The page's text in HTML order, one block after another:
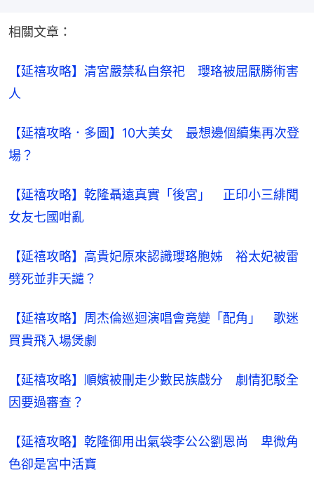
相關文章：
【延禧攻略】清宮嚴禁私自祭祀　瓔珞被屈厭勝術害
人​
【延禧攻略．多圖】10大美女　最想邊個續集再次登
場？​
【延禧攻略】乾隆聶遠真實「後宮」　正印小三緋聞
女友七國咁亂​
【延禧攻略】高貴妃原來認識瓔珞胞姊　裕太妃被雷
劈死並非天譴？​
【延禧攻略】周杰倫巡迴演唱會竟變「配角」　歌迷
買貴飛入場煲劇​
【延禧攻略】順嬪被刪走少數民族戲分　劇情犯駁全
因要過審查？
【延禧攻略】乾隆御用出氣袋李公公劉恩尚　卑微角
色卻是宮中活寶